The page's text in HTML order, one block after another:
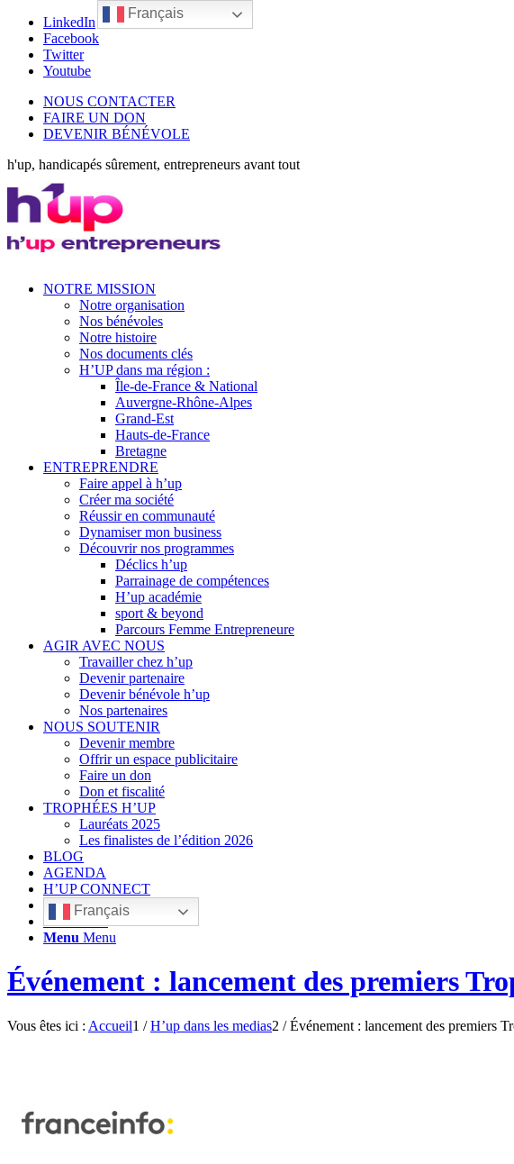
LinkedIn
Facebook
Twitter
Youtube
NOUS CONTACTER
FAIRE UN DON
DEVENIR BÉNÉVOLE
h'up, handicapés sûrement, entrepreneurs avant tout
NOTRE MISSION
Notre organisation
Nos bénévoles
Notre histoire
Nos documents clés
H’UP dans ma région :
Île-de-France & National
Auvergne-Rhône-Alpes
Grand-Est
Hauts-de-France
Bretagne
ENTREPRENDRE
Faire appel à h’up
Créer ma société
Réussir en communauté
Dynamiser mon business
Découvrir nos programmes
Déclics h’up
Parrainage de compétences
H’up académie
sport & beyond
Parcours Femme Entrepreneure
AGIR AVEC NOUS
Travailler chez h’up
Devenir partenaire
Devenir bénévole h’up
Nos partenaires
NOUS SOUTENIR
Devenir membre
Offrir un espace publicitaire
Faire un don
Don et fiscalité
TROPHÉES H’UP
Lauréats 2025
Les finalistes de l’édition 2026
BLOG
AGENDA
H’UP CONNECT
Français
Rechercher
Menu Menu
Événement : lancement des premiers
Vous êtes ici : Accueil1 / H’up dans les medias2 / Événement : lancement des premiers
Français